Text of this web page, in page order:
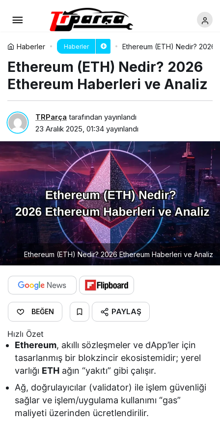
Haberler Haberler Ethereum (ETH) Nedir? 2026
Ethereum (ETH) Nedir? 2026
Ethereum Haberleri ve Analiz
TRParça tarafından yayınlandı
23 Aralık 2025, 01:34 yayınlandı
Ethereum (ETH) Nedir? 2026 Ethereum Haberleri ve Analiz
BEĞEN PAYLAŞ
Hızlı Özet
Ethereum, akıllı sözleşmeler ve dApp’ler için
tasarlanmış bir blokzincir ekosistemidir; yerel
varlığı ETH ağın “yakıtı” gibi çalışır.
Ağ, doğrulayıcılar (validator) ile işlem güvenliği
sağlar ve işlem/uygulama kullanımı “gas”
maliyeti üzerinden ücretlendirilir.